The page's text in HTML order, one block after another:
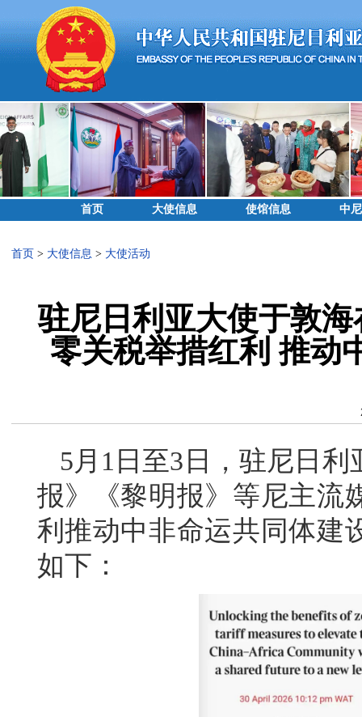
首页 大使信息 使馆信息 中
首页 > 大使信息 > 大使活动
驻尼日利亚大使于敦
零关税举措红利 推动
5月1日至3日，驻尼日
报》《黎明报》等尼主流
利推动中非命运共同体建
如下：